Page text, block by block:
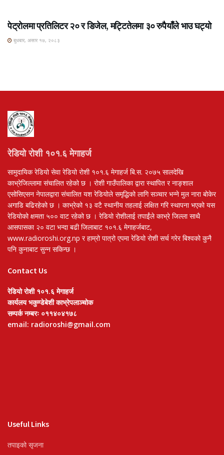
पेट्रोलमा प्रतिलिटर २० र डिजेल, मट्टितेलमा ३० रुपैयाँले भाउ घट्यो
बुधबार, असार १७, २०८३
रेडियो रोशी १०१.६ मेगाहर्ज
सामुदायिक रेडियो सेवा रेडियो रोशी १०१.६ मेगाहर्ज बि.स. २०७५ सालदेखि
काभ्रेजिल्लामा संचालित रहेको छ । रोशी गाउँपालिका द्वारा स्थापित र नाङ्शाल
एसोसिएसन नेपालद्वारा संचालित यश रेडियोले समृद्धिको लागि सञ्चार भन्ने मुल नारा बोकेर
अगाडि बढिरहेको छ । काभ्रेको १३ वटै स्थानीय तहलाई लक्षित गरि स्थापना भएको यस
रेडियोको क्षमता ५०० वाट रहेको छ । रेडियो रोशीलाई तपाईंले काभ्रे जिल्ला साथै
आसपासका २० वटा भन्दा बढी जिलाबाट १०१.६ मेगाहर्जबाट,
www.radioroshi.org.np र हाम्रो पात्रो एपमा रेडियो रोशी सर्च गरेर बिश्वको कुनै
पनि कुनाबाट सुन्न सकिन्छ ।
Contact Us
रेडियो रोशी १०१.६ मेगाहर्ज
कार्यलय भकुण्डेबेशी काभ्रेपलाञ्चोक
सम्पर्क नम्बरः ०११४०४१७८
email: radioroshi@gmail.com
Useful Links
तपाइको सृजना